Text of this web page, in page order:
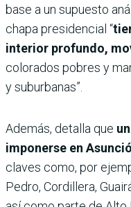
base a un supuesto
chapa presidencial “
interior profundo,
colorados pobres y
y suburbanas”.
Además, detalla que
imponerse en
claves como, por
Pedro, Cordillera,